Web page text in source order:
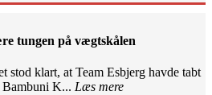
tungen på vægtskålen
stod klart, at Team Esbjerg havde tabt
Bambuni K... Læs mere